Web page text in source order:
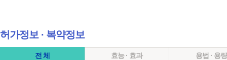
허가정보 ∙ 복약정보
전 체 효능 · 효과 용법 · 용량